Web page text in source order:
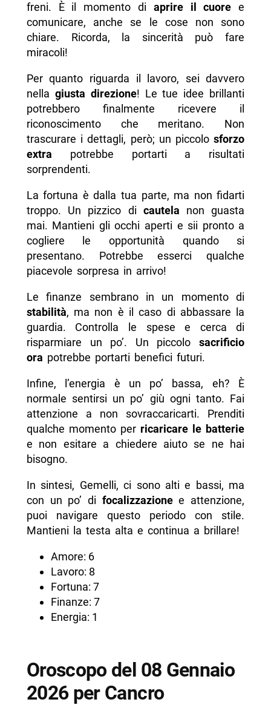
freni. È il momento di aprire il cuore e
comunicare, anche se le cose non sono
chiare. Ricorda, la sincerità può fare
miracoli!
Per quanto riguarda il lavoro, sei davvero
nella giusta direzione! Le tue idee brillanti
potrebbero finalmente ricevere il
riconoscimento che meritano. Non
trascurare i dettagli, però; un piccolosforzo
extra potrebbe portarti a risultati
sorprendenti.
La fortuna è dalla tua parte, ma non fidarti
troppo. Un pizzico di cautela non guasta
mai. Mantieni gli occhi aperti e sii pronto a
cogliere le opportunità quando si
presentano. Potrebbe esserci qualche
piacevole sorpresa in arrivo!
Le finanze sembrano in un momento di
stabilità, ma non è il caso di abbassare la
guardia. Controlla le spese e cerca di
risparmiare un po’. Un piccolosacrificio
ora potrebbe portarti benefici futuri.
Infine, l’energia è un po’ bassa, eh? È
normale sentirsi un po’ giù ogni tanto. Fai
attenzione a non sovraccaricarti. Prenditi
qualche momento per ricaricare le batterie
e non esitare a chiedere aiuto se ne hai
bisogno.
In sintesi, Gemelli, ci sono alti e bassi, ma
con un po’ di focalizzazionee attenzione,
puoi navigare questo periodo con stile.
Mantieni la testa alta e continua a brillare!
Amore: 6
Lavoro: 8
Fortuna: 7
Finanze: 7
Energia: 1
Oroscopo del 08 Gennaio
2026 per Cancro